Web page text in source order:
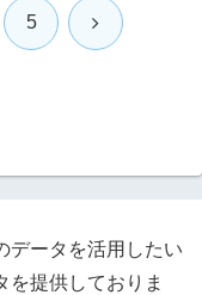
5 次
データを活用したい
を提供しておりま